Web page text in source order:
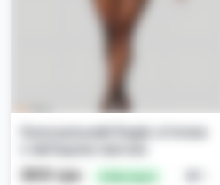
Сексуальний бодік сіточка
300 грн 🔥 Выгодно